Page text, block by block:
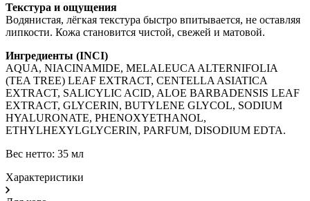
Текстура и ощущения
Водянистая, лёгкая текстура быстро впитывается, не оставляя
липкости. Кожа становится чистой, свежей и матовой.
Ингредиенты (INCI)
AQUA, NIACINAMIDE, MELALEUCA ALTERNIFOLIA
(TEA TREE) LEAF EXTRACT, CENTELLA ASIATICA
EXTRACT, SALICYLIC ACID, ALOE BARBADENSIS LEAF
EXTRACT, GLYCERIN, BUTYLENE GLYCOL, SODIUM
HYALURONATE, PHENOXYETHANOL,
ETHYLHEXYLGLYCERIN, PARFUM, DISODIUM EDTA.
Вес нетто: 35 мл
Характеристики